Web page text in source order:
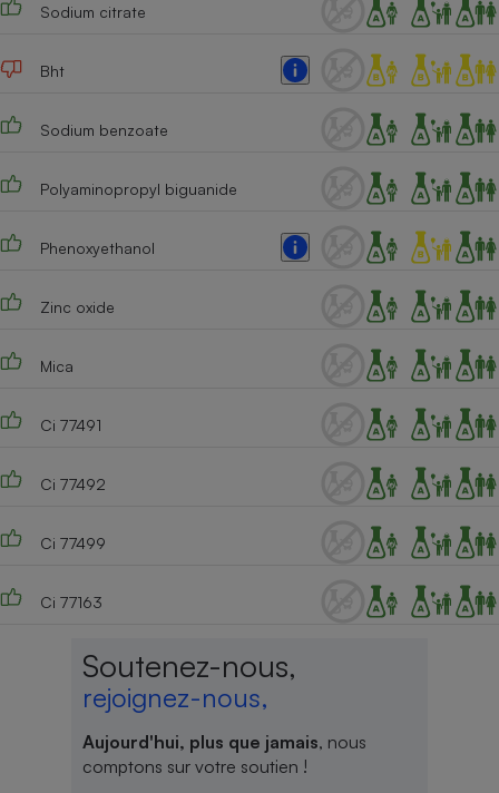
Sodium citrate
Bht
Sodium benzoate
Polyaminopropyl biguanide
Phenoxyethanol
Zinc oxide
Mica
Ci 77491
Ci 77492
Ci 77499
Ci 77163
Soutenez-nous,
rejoignez-nous,
Aujourd'hui, plus que jamais, nous
comptons sur votre soutien !